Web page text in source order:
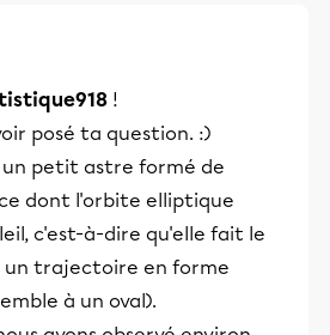
!
posé ta question. :)
un petit astre formé de
dont l'orbite elliptique
c'est-à-dire qu'elle fait le
un trajectoire en forme
à un oval).